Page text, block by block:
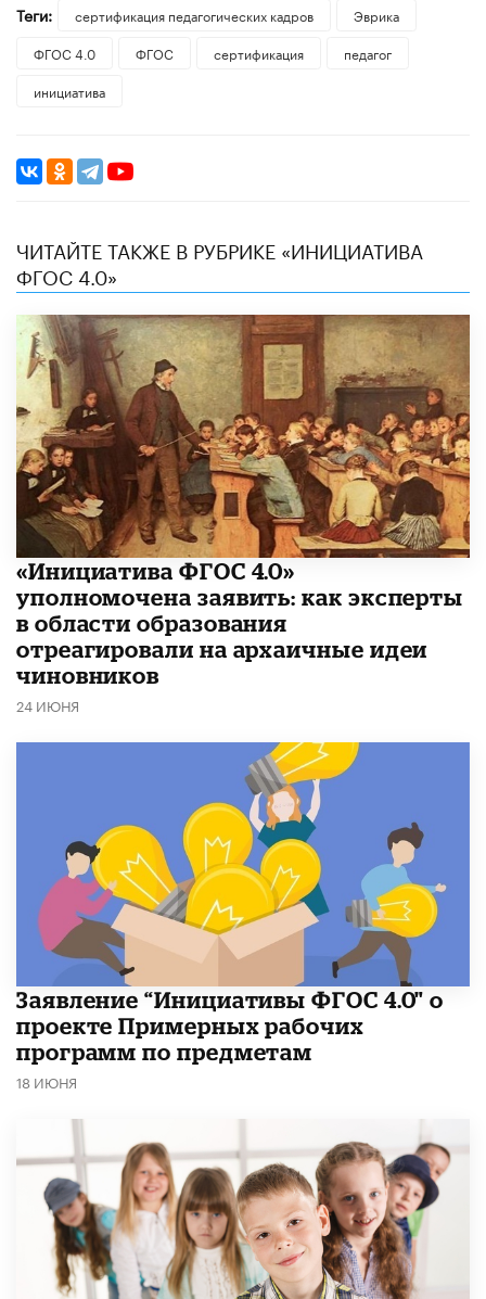
Теги: сертификация педагогических кадров
Эврика
ФГОС 4.0
ФГОС сертификация
педагог
инициатива
ЧИТАЙТЕ ТАКЖЕ В РУБРИКЕ «ИНИЦИАТИВА
ФГОС 4.0»
«Инициатива ФГОС 4.0»
уполномочена заявить: как эксперты
в области образования
отреагировали на архаичные идеи
чиновников
24 ИЮНЯ
Заявление “Инициативы ФГОС 4.0" о
проекте Примерных рабочих
программ по предметам
18 ИЮНЯ